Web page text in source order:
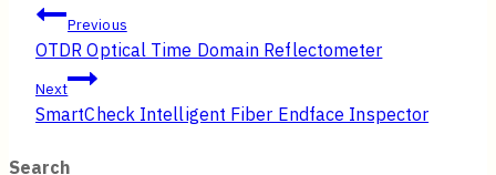
Post
navigation
Previous
OTDR Optical Time Domain Reflectometer
Next
SmartCheck Intelligent Fiber Endface Inspector
Search